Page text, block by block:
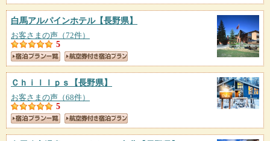
白馬アルパインホテル【長野県】
お客さまの声（72件）
5
Ｃｈｉｌｌｐｓ 【長野県】
お客さまの声（68件）
5